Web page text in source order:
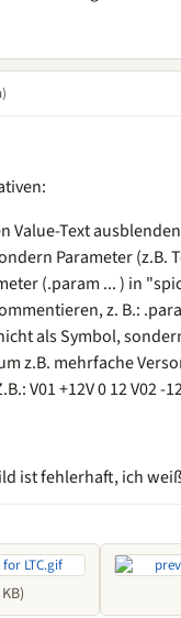
Value-Text
Parameter (z.B.
(.param ... ) in
z. B.:
als Symbol,
z.B. mehrfache
V01 +12V 0 12 V02 -
ist fehlerhaft, ich